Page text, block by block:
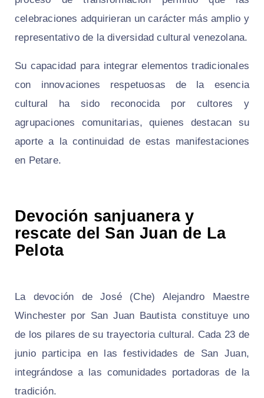
celebraciones adquirieran un carácter más amplio y
representativo de la diversidad cultural venezolana.
Su capacidad para integrar elementos tradicionales
con innovaciones respetuosas de la esencia
cultural ha sido reconocida por cultores y
agrupaciones comunitarias, quienes destacan su
aporte a la continuidad de estas manifestaciones
en Petare.
Devoción sanjuanera y
rescate del San Juan de La
Pelota
La devoción de José (Che) Alejandro Maestre
Winchester por San Juan Bautista constituye uno
de los pilares de su trayectoria cultural. Cada 23 de
junio participa en las festividades de San Juan,
integrándose a las comunidades portadoras de la
tradición.